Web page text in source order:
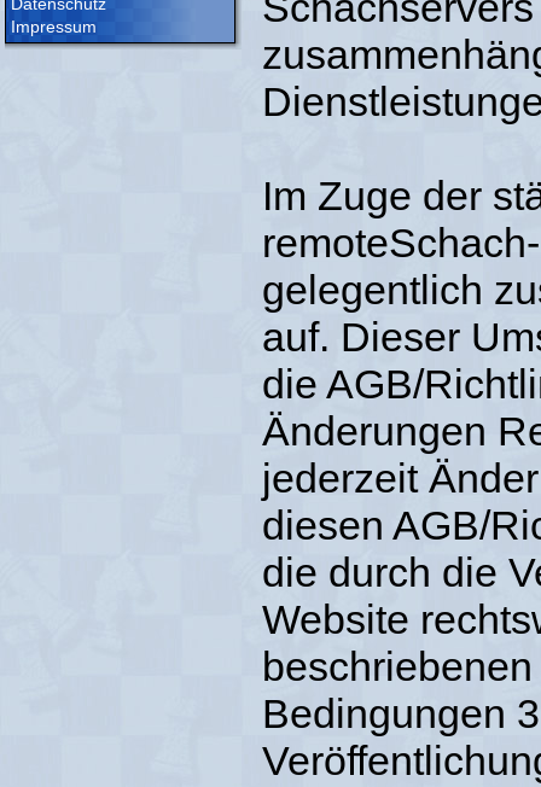
Impressum
Im Zuge der
gelegentlich
auf. Dieser
die AGB/
Änderungen
jederzeit
diesen AGB/
die durch die
Website
Bedingungen